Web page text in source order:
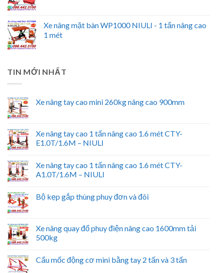
Xe nâng mặt bàn WP1000 NIULI - 1 tấn nâng cao
1 mét
TIN MỚI NHẤT
Xe nâng tay cao mini 260kg nâng cao 900mm
Xe nâng tay cao 1 tấn nâng cao 1.6 mét CTY-
E1.0T/1.6M – NIULI
Xe nâng tay cao 1 tấn nâng cao 1.6 mét CTY-
A1.0T/1.6M – NIULI
Bộ kẹp gắp thùng phuy đơn và đôi
Xe nâng quay đổ phuy điện nâng cao 1600mm tải
500kg
Cẩu mốc động cơ mini bằng tay 2 tấn và 3 tấn